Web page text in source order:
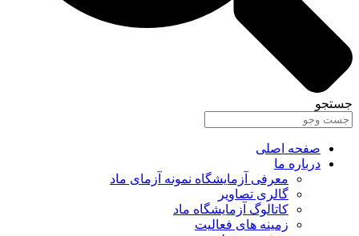
جستجو
صفحه اصلی
درباره ما
معرفی آزمایشگاه نمونه آزمای ماد
گالری تصاویر
کاتالوگ آزمایشگاه ماد
زمینه های فعالیت